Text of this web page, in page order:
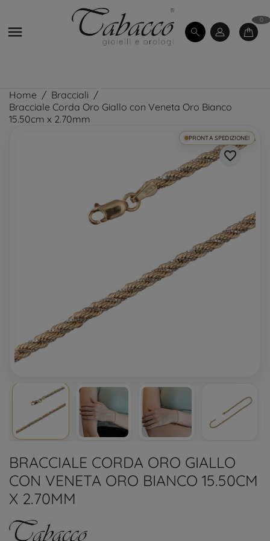

0
Home
Bracciali
Bracciale Corda Oro Giallo con Veneta Oro Bianco
15.50cm x 2.70mm
PRONTA SPEDIZIONE!
favorite_border
BRACCIALE CORDA ORO GIALLO
CON VENETA ORO BIANCO 15.50CM
X 2.70MM